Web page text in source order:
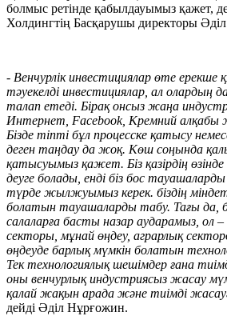
болмыс ретінде қабылдауымыз қажет,
Холдингтің Басқарушы директоры
- Венчурлік инвестициялар өте ерекше
тәуекелді инвестициялар, ал олардың
талап етеді. Бірақ онсыз жаңа
Интернет, Facebook, Кремний алқабы
Бізде тіпті бұл процесске қатысу
деген таңдау да жоқ. Көш соңында
қатысуымыз қажет. Біз қазірдің
деуге болады, енді біз бос
түрде жылжуымыз керек. біздің
болатын тауашаларды табу. Тағы да,
салаларға басты назар аударамыз, ол
секторы, мұнай өңдеу, аграрлық
өңдеуде барлық мүмкін болатын
Тек технологиялық шешімдер ғана
оны венчурлық индустриясыз жасау
қалай жақын арада және тиімді
дейді Әділ Нұрғожин.